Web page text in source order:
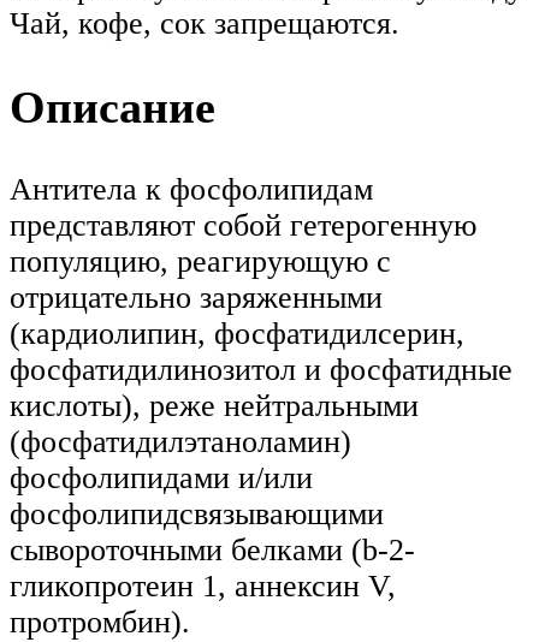
Чай, кофе, сок запрещаются.
Описание
Антитела к фосфолипидам
представляют собой гетерогенную
популяцию, реагирующую с
отрицательно заряженными
(кардиолипин, фосфатидилсерин,
фосфатидилинозитол и фосфатидные
кислоты), реже нейтральными
(фосфатидилэтаноламин)
фосфолипидами и/или
фосфолипидсвязывающими
сывороточными белками (b-2-
гликопротеин 1, аннексин V,
протромбин).